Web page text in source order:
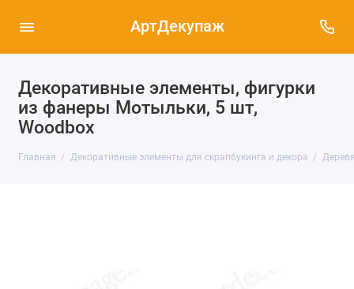
АртДекупаж
Декоративные элементы, фигурки
из фанеры Мотыльки, 5 шт,
Woodbox
Главная Декоративные элементы для скрапбукинга и декора